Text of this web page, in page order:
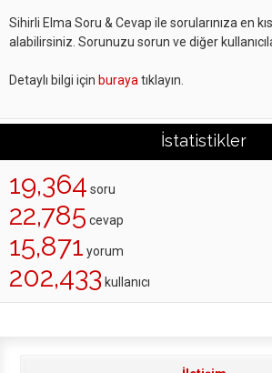
Sihirli Elma Soru & Cevap ile sorularınıza en
alabilirsiniz. Sorunuzu sorun ve diğer
Detaylı bilgi için buraya tıklayın.
İstatistikler
19,364 soru
22,785 cevap
15,871 yorum
202,433 kullanıcı